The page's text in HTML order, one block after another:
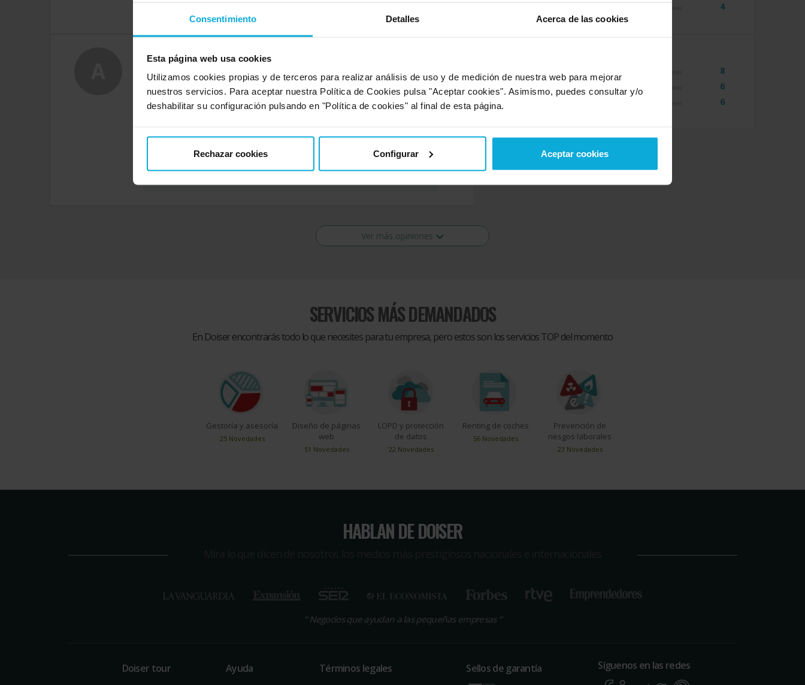
Consentimiento Detalles Acerca de las cookies
Esta página web usa cookies
Utilizamos cookies propias y de terceros para realizar análisis de uso y de medición de nuestra web para mejorar
nuestros servicios. Para aceptar nuestra Política de Cookies pulsa "Aceptar cookies". Asimismo, puedes consultar y/o
deshabilitar su configuración pulsando en "Política de cookies" al final de esta página.
Rechazar cookies Configurar Aceptar cookies
4
Opinión de: Anónimo
¿Qué te ha gustado más?la rapidez Rapidez 8
Amabilidad 6
Calidad / precio 6
Ver más opiniones
SERVICIOS MÁS DEMANDADOS
En Doiser encontrarás todo lo que necesites para tu empresa, pero estos son los servicios TOP del momento
Gestoría y asesoría
25 Novedades
Diseño de páginas
web
51 Novedades
LOPD y protección
de datos
22 Novedades
Renting de coches
56 Novedades
Prevención de
riesgos laborales
23 Novedades
HABLAN DE DOISER
“Negocios que ayudan a las pequeñas empresas “
Doiser tour Ayuda Términos legales Sellos de garantía Síguenos en las redes